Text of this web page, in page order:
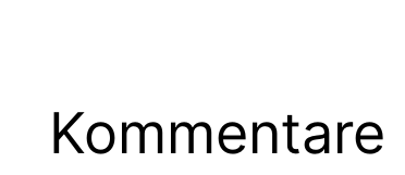
Kommentare